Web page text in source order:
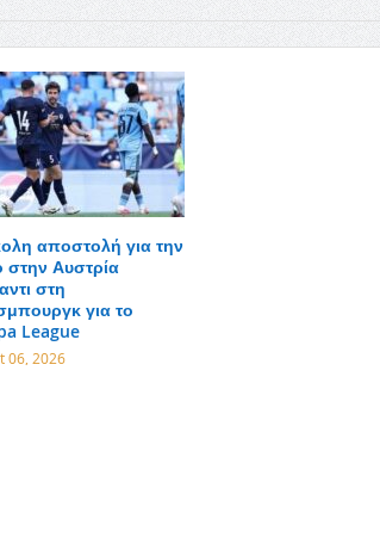
αποστολή για την
Αυστρία
στη
για το
League
06, 2026